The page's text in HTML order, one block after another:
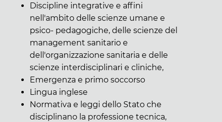
Discipline integrative e affini
nell'ambito delle scienze umane e
psico- pedagogiche, delle scienze del
management sanitario e
dell'organizzazione sanitaria e delle
scienze interdisciplinari e cliniche,
Emergenza e primo soccorso
Lingua inglese
Normativa e leggi dello Stato che
disciplinano la professione tecnica,